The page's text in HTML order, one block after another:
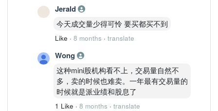
Jerald
今天成交量少得可怜 要买都买不到
Like · 8 months · translate
Wong
这种mini股机构看不上，交易量自然不
多，卖的时候也难卖。一年最有交易量的
时候就是派业绩和股息了
1 Like · 8 months · translate